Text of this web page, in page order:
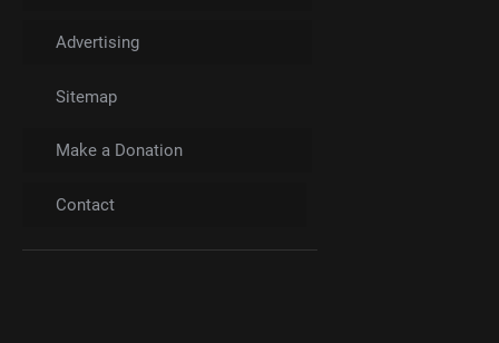
Advertising
Sitemap
Make a Donation
Contact